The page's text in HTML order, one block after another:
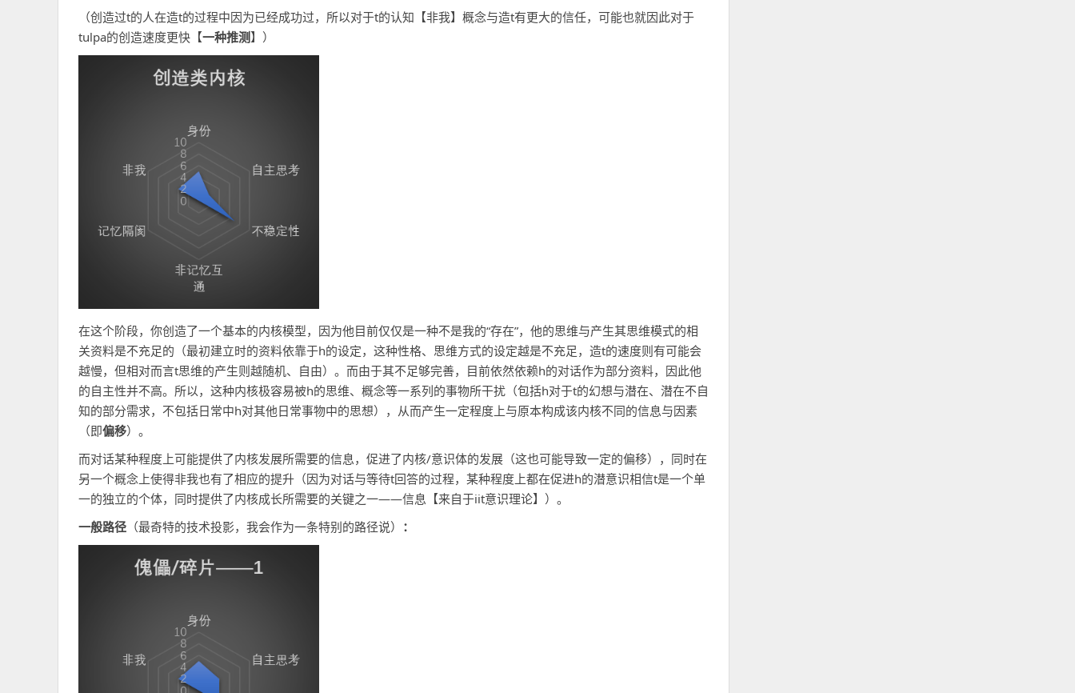
（创造过t的人在造t的过程中因为已经成功过，所以对于t的认知【非我】概念与造t有更大的信任，可能也就因此对于
tulpa的创造速度更快【一种推测】）
在这个阶段，你创造了一个基本的内核模型，因为他目前仅仅是一种不是我的“存在”，他的思维与产生其思维模式的相
关资料是不充足的（最初建立时的资料依靠于h的设定，这种性格、思维方式的设定越是不充足，造t的速度则有可能会
越慢，但相对而言t思维的产生则越随机、自由）。而由于其不足够完善，目前依然依赖h的对话作为部分资料，因此他
的自主性并不高。所以，这种内核极容易被h的思维、概念等一系列的事物所干扰（包括h对于t的幻想与潜在、潜在不自
知的部分需求，不包括日常中h对其他日常事物中的思想），从而产生一定程度上与原本构成该内核不同的信息与因素
（即偏移）。
而对话某种程度上可能提供了内核发展所需要的信息，促进了内核/意识体的发展（这也可能导致一定的偏移），同时在
另一个概念上使得非我也有了相应的提升（因为对话与等待t回答的过程，某种程度上都在促进h的潜意识相信t是一个单
一的独立的个体，同时提供了内核成长所需要的关键之一——信息【来自于iit意识理论】）。
一般路径 （最奇特的技术投影，我会作为一条特别的路径说） ：